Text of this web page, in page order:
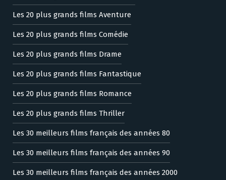
Les 20 plus grands films Aventure
Les 20 plus grands films Comédie
Les 20 plus grands films Drame
Les 20 plus grands films Fantastique
Les 20 plus grands films Romance
Les 20 plus grands films Thriller
Les 30 meilleurs films français des années 80
Les 30 meilleurs films français des années 90
Les 30 meilleurs films français des années 2000